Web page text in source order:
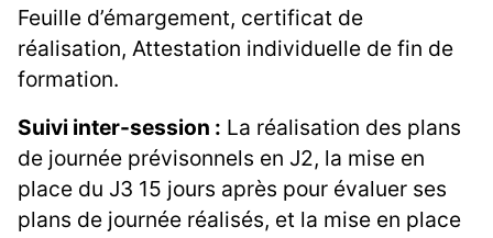
Feuille d’émargement, certificat de
réalisation, Attestation individuelle de fin de
formation.
Suivi inter-session : La réalisation des plans
de journée prévisonnels en J2, la mise en
place du J3 15 jours après pour évaluer ses
plans de journée réalisés, et la mise en place